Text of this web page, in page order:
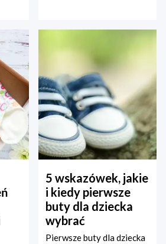
5 wskazówek, jakie
i kiedy pierwsze
buty dla dziecka
wybrać
Pierwsze buty dla dziecka